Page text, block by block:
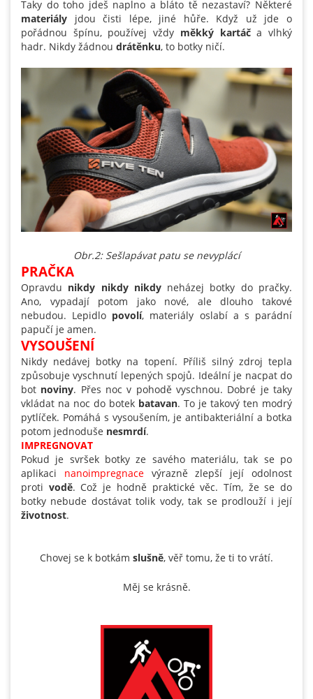
Taky do toho jdeš naplno a bláto tě nezastaví? Některé
materiály jdou čisti lépe, jiné hůře. Když už jde o
pořádnou špínu, používej vždy měkký kartáča vlhký
hadr. Nikdy žádnou drátěnku, to botky ničí.
Obr.2: Sešlapávat patu se nevyplácí
PRAČKA
Opravdu nikdy nikdy nikdyneházej botky do pračky.
Ano, vypadají potom jako nové, ale dlouho takové
nebudou. Lepidlo povolí, materiály oslabí a s parádní
papučí je amen.
VYSOUŠENÍ
Nikdy nedávej botky na topení. Příliš silný zdroj tepla
způsobuje vyschnutí lepených spojů. Ideální je nacpat do
bot noviny. Přes noc v pohodě vyschnou. Dobré je taky
vkládat na noc do botek batavan. To je takový ten modrý
pytlíček. Pomáhá s vysoušením, je antibakteriální a botka
potom jednoduše nesmrdí.
IMPREGNOVAT
Pokud je svršek botky ze savého materiálu, tak se po
aplikaci nanoimpregnacevýrazně zlepší její odolnost
proti vodě. Což je hodně praktické věc. Tím, že se do
botky nebude dostávat tolik vody, tak se prodlouží i její
životnost.
Chovej se k botkám slušně, věř tomu, že ti to vrátí.
Měj se krásně.